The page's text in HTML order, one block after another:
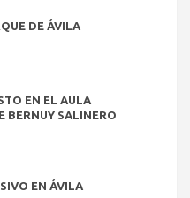
DE ÁVILA
EN EL AULA
BERNUY SALINERO
EN ÁVILA